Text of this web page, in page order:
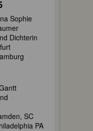
Sophie
Dichterin
SC
PA